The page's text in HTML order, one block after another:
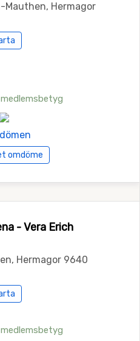
Mauthen, Hermagor
omdöme
- Vera Erich
Hermagor 9640